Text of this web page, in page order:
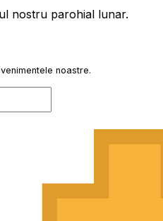
nostru parohial lunar.
noastre.